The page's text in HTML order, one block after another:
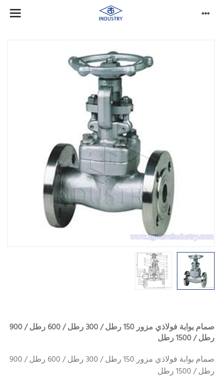
صمام بوابة فولاذي مزور 150 رطل / 300 رطل / 600 رطل / 900
رطل / 1500 رطل
صمام بوابة فولاذي مزور 150 رطل / 300 رطل / 600 رطل / 900
رطل / 1500 رطل